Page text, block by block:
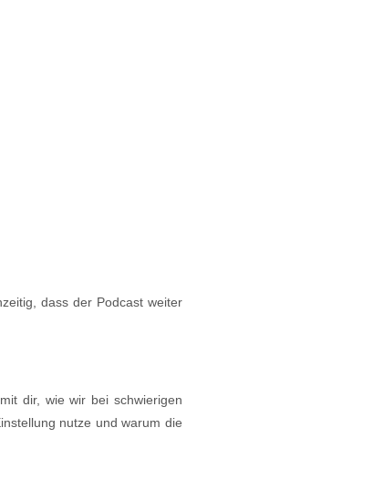
dass der Podcast weiter
dir, wie wir bei schwierigen
nutze und warum die